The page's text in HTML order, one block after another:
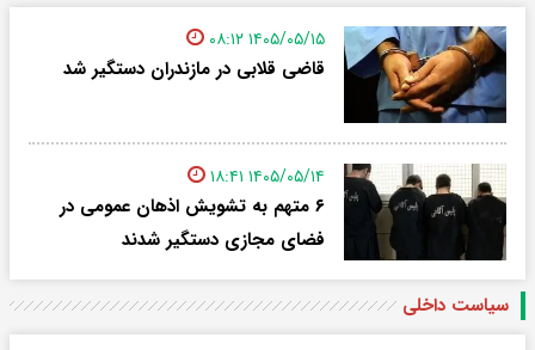
۱۴۰۵/۰۵/۱۵ ۰۸:۱۲
قاضی قلابی در مازندران دستگیر شد
۱۴۰۵/۰۵/۱۴ ۱۸:۴۱
۶ متهم به تشویش اذهان عمومی در
فضای مجازی دستگیر شدند
سیاست داخلی